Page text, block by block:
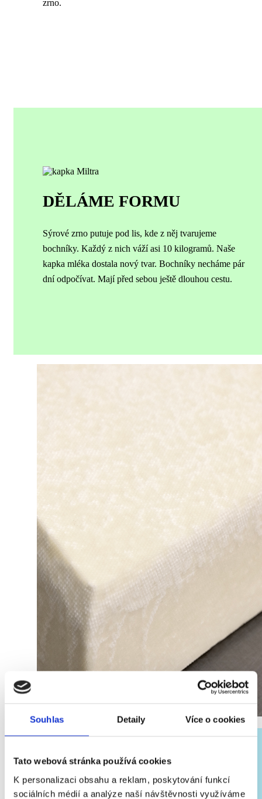
Souhlas Detaily Více o cookies
Tato webová stránka používá cookies
K personalizaci obsahu a reklam, poskytování funkcí
sociálních médií a analýze naší návštěvnosti využíváme
zrno.
DĚLÁME FORMU
Sýrové zrno putuje pod lis, kde z něj tvarujeme
bochníky. Každý z nich váží asi 10 kilogramů. Naše
kapka mléka dostala nový tvar. Bochníky necháme pár
dní odpočívat. Mají před sebou ještě dlouhou cestu.